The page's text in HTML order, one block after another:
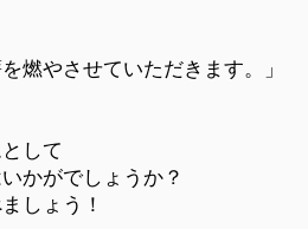
燃やさせていただきます。」
して
かがでしょうか？
しょう！